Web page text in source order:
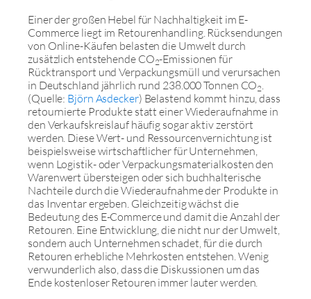
Einer der großen Hebel für Nachhaltigkeit im E-
Commerce liegt im Retourenhandling. Rücksendungen
von Online-Käufen belasten die Umwelt durch
zusätzlich entstehende CO2-Emissionen für
Rücktransport und Verpackungsmüll und verursachen
in Deutschland jährlich rund 238.000 Tonnen CO2.
(Quelle: Björn Asdecker) Belastend kommt hinzu, dass
retournierte Produkte statt einer Wiederaufnahme in
den Verkaufskreislauf häufig sogar aktiv zerstört
werden. Diese Wert- und Ressourcenvernichtung ist
beispielsweise wirtschaftlicher für Unternehmen,
wenn Logistik- oder Verpackungsmaterialkosten den
Warenwert übersteigen oder sich buchhalterische
Nachteile durch die Wiederaufnahme der Produkte in
das Inventar ergeben. Gleichzeitig wächst die
Bedeutung des E-Commerce und damit die Anzahl der
Retouren. Eine Entwicklung, die nicht nur der Umwelt,
sondern auch Unternehmen schadet, für die durch
Retouren erhebliche Mehrkosten entstehen. Wenig
verwunderlich also, dass die Diskussionen um das
Ende kostenloser Retouren immer lauter werden.